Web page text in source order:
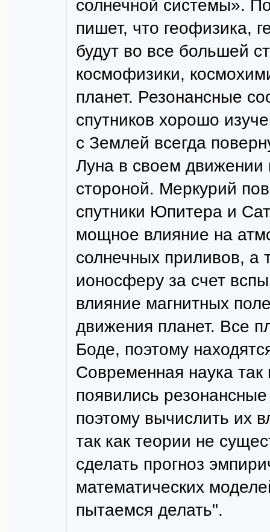
солнечной системы».
пишет, что геофизика,
будут во все большей
космофизики,
планет. Резонансные
спутников хорошо
с Землей всегда
Луна в своем движении
стороной. Меркурий
спутники Юпитера и
мощное влияние на
солнечных приливов, а
ионосферу за счет
влияние магнитных
движения планет. Все
Боде, поэтому
Современная наука так
появились
поэтому вычислить их
так как теории не
сделать прогноз
математических
пытаемся делать".